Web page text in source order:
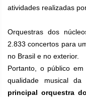
atividades realizadas
Orquestras dos
2.833 concertos para
no Brasil e no exterior.
Portanto, o público
qualidade musical
principal orquestra